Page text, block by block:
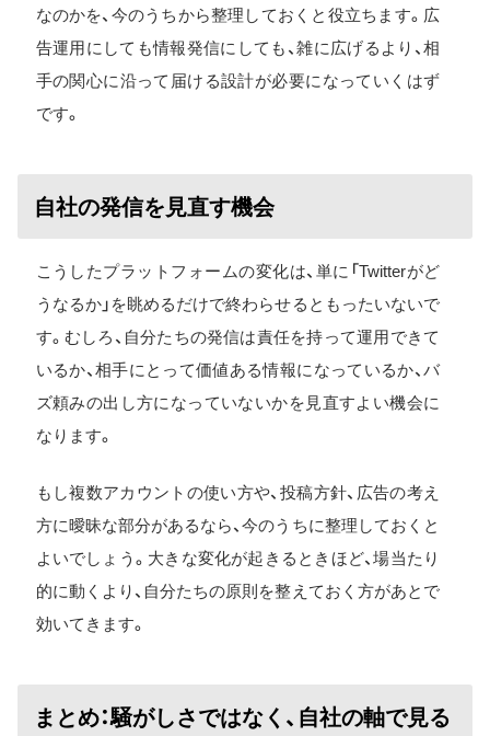
なのかを、今のうちから整理しておくと役立ちます。広
告運用にしても情報発信にしても、雑に広げるより、相
手の関心に沿って届ける設計が必要になっていくはず
です。
自社の発信を見直す機会
こうしたプラットフォームの変化は、単に「Twitterがど
うなるか」を眺めるだけで終わらせるともったいないで
す。むしろ、自分たちの発信は責任を持って運用できて
いるか、相手にとって価値ある情報になっているか、バ
ズ頼みの出し方になっていないかを見直すよい機会に
なります。
もし複数アカウントの使い方や、投稿方針、広告の考え
方に曖昧な部分があるなら、今のうちに整理しておくと
よいでしょう。大きな変化が起きるときほど、場当たり
的に動くより、自分たちの原則を整えておく方があとで
効いてきます。
まとめ：騒がしさではなく、自社の軸で見る